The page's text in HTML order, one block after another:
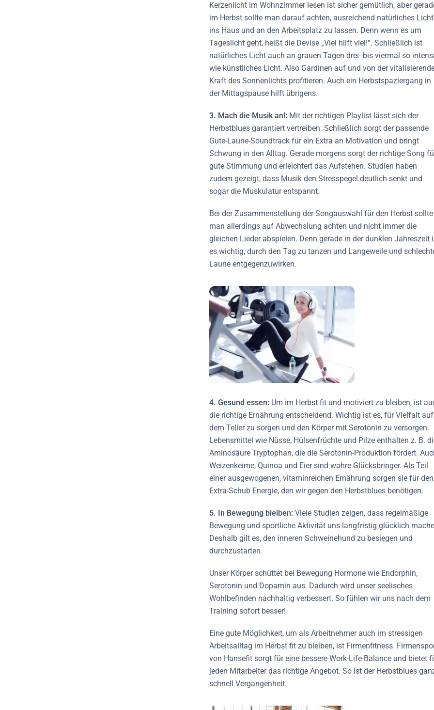
Kerzenlicht im Wohnzimmer lesen ist sicher gemütlich, aber
im Herbst sollte man darauf achten, ausreichend natürliches Licht
ins Haus und an den Arbeitsplatz zu lassen. Denn wenn es um
Tageslicht geht, heißt die Devise „Viel hilft viel!“. Schließlich ist
natürliches Licht auch an grauen Tagen drei- bis viermal so
wie künstliches Licht. Also Gardinen auf und von der
Kraft des Sonnenlichts profitieren. Auch ein Herbstspaziergang in
der Mittagspause hilft übrigens.
3. Mach die Musik an!: Mit der richtigen Playlist lässt sich der
Herbstblues garantiert vertreiben. Schließlich sorgt der passende
Gute-Laune-Soundtrack für ein Extra an Motivation und bringt
Schwung in den Alltag. Gerade morgens sorgt der richtige Song
gute Stimmung und erleichtert das Aufstehen. Studien haben
zudem gezeigt, dass Musik den Stresspegel deutlich senkt und
sogar die Muskulatur entspannt.
Bei der Zusammenstellung der Songauswahl für den Herbst sollte
man allerdings auf Abwechslung achten und nicht immer die
gleichen Lieder abspielen. Denn gerade in der dunklen Jahreszeit
es wichtig, durch den Tag zu tanzen und Langeweile und
Laune entgegenzuwirken.
4. Gesund essen: Um im Herbst fit und motiviert zu bleiben, ist
die richtige Ernährung entscheidend. Wichtig ist es, für Vielfalt auf
dem Teller zu sorgen und den Körper mit Serotonin zu versorgen.
Lebensmittel wie Nüsse, Hülsenfrüchte und Pilze enthalten z. B.
Aminosäure Tryptophan, die die Serotonin-Produktion fördert.
Weizenkeime, Quinoa und Eier sind wahre Glücksbringer. Als Teil
einer ausgewogenen, vitaminreichen Ernährung sorgen sie für den
Extra-Schub Energie, den wir gegen den Herbstblues benötigen.
5. In Bewegung bleiben: Viele Studien zeigen, dass regelmäßige
Bewegung und sportliche Aktivität uns langfristig glücklich
Deshalb gilt es, den inneren Schweinehund zu besiegen und
durchzustarten.
Unser Körper schüttet bei Bewegung Hormone wie Endorphin,
Serotonin und Dopamin aus. Dadurch wird unser seelisches
Wohlbefinden nachhaltig verbessert. So fühlen wir uns nach dem
Training sofort besser!
Eine gute Möglichkeit, um als Arbeitnehmer auch im stressigen
Arbeitsalltag im Herbst fit zu bleiben, ist Firmenfitness.
von Hansefit sorgt für eine bessere Work-Life-Balance und bietet
jeden Mitarbeiter das richtige Angebot. So ist der Herbstblues
schnell Vergangenheit.